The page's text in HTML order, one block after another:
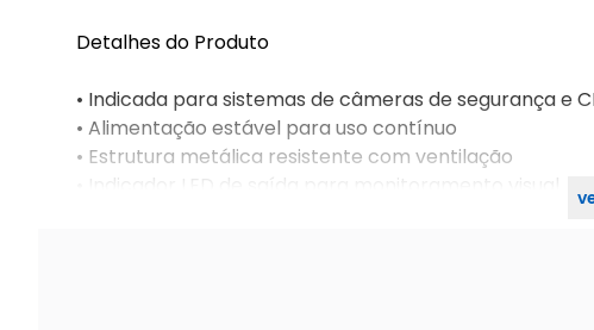
Detalhes do Produto
• Indicada para sistemas de câmeras de segurança e
• Alimentação estável para uso contínuo
• Estrutura metálica resistente com ventilação
• Indicador LED de saída para monitoramento visual